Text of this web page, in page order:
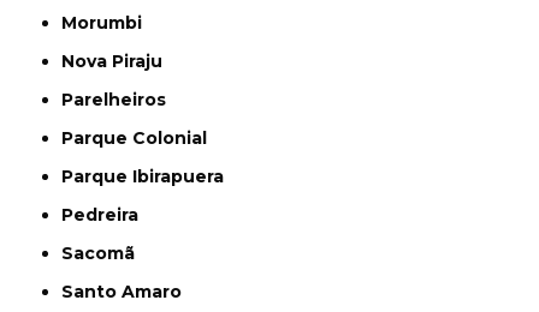
Morumbi
Nova Piraju
Parelheiros
Parque Colonial
Parque Ibirapuera
Pedreira
Sacomã
Santo Amaro